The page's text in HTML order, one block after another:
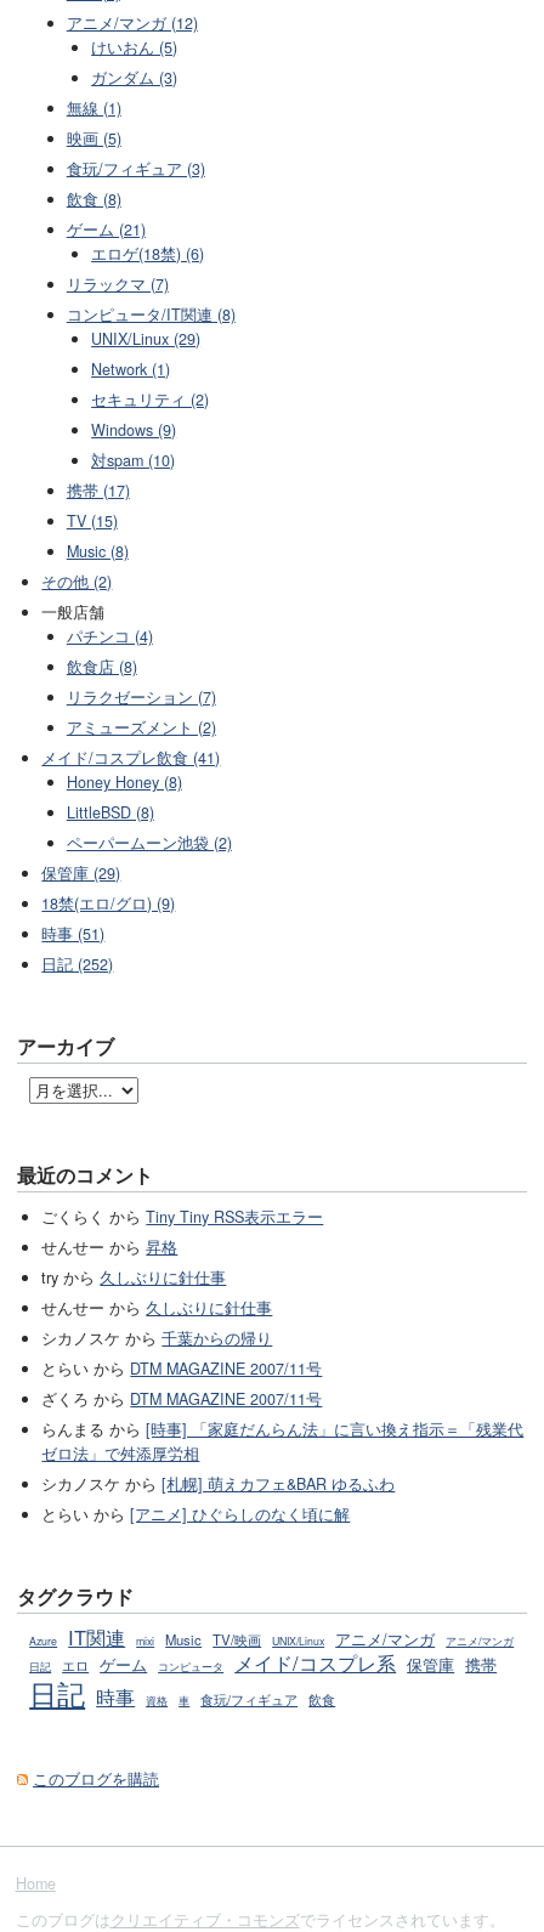
アニメ/マンガ (12)
けいおん (5)
ガンダム (3)
無線 (1)
映画 (5)
食玩/フィギュア (3)
飲食 (8)
ゲーム (21)
エロゲ(18禁) (6)
リラックマ (7)
コンピュータ/IT関連 (8)
UNIX/Linux (29)
Network (1)
セキュリティ (2)
Windows (9)
対spam (10)
携帯 (17)
TV (15)
Music (8)
その他 (2)
一般店舗
パチンコ (4)
飲食店 (8)
リラクゼーション (7)
アミューズメント (2)
メイド/コスプレ飲食 (41)
Honey Honey (8)
LittleBSD (8)
ペーパームーン池袋 (2)
保管庫 (29)
18禁(エロ/グロ) (9)
時事 (51)
日記 (252)
アーカイブ
最近のコメント
ごくらく からTiny Tiny RSS表示エラー
せんせー から昇格
try から 久しぶりに針仕事
せんせー から 久しぶりに針仕事
シカノスケ から千葉からの帰り
とらい から DTM MAGAZINE 2007/11号
ざくろ から DTM MAGAZINE 2007/11号
らんまる から[時事] 「家庭だんらん法」に言い換え指示＝「残業代
ゼロ法」で舛添厚労相
シカノスケ から[札幌] 萌えカフェ&BAR ゆるふわ
とらい から[アニメ] ひぐらしのなく頃に解
タグクラウド
Azure IT関連 mixi Music TV/映画 UNIX/Linux アニメ/マンガ
アニメ/マンガ
日記
エロ ゲーム コンピュータ メイド/コスプレ系 保管庫 携帯
日記 時事 資格 車 食玩/フィギュア 飲食
このブログを購読
Home
このブログはクリエイティブ・コモンズでライセンスされています。